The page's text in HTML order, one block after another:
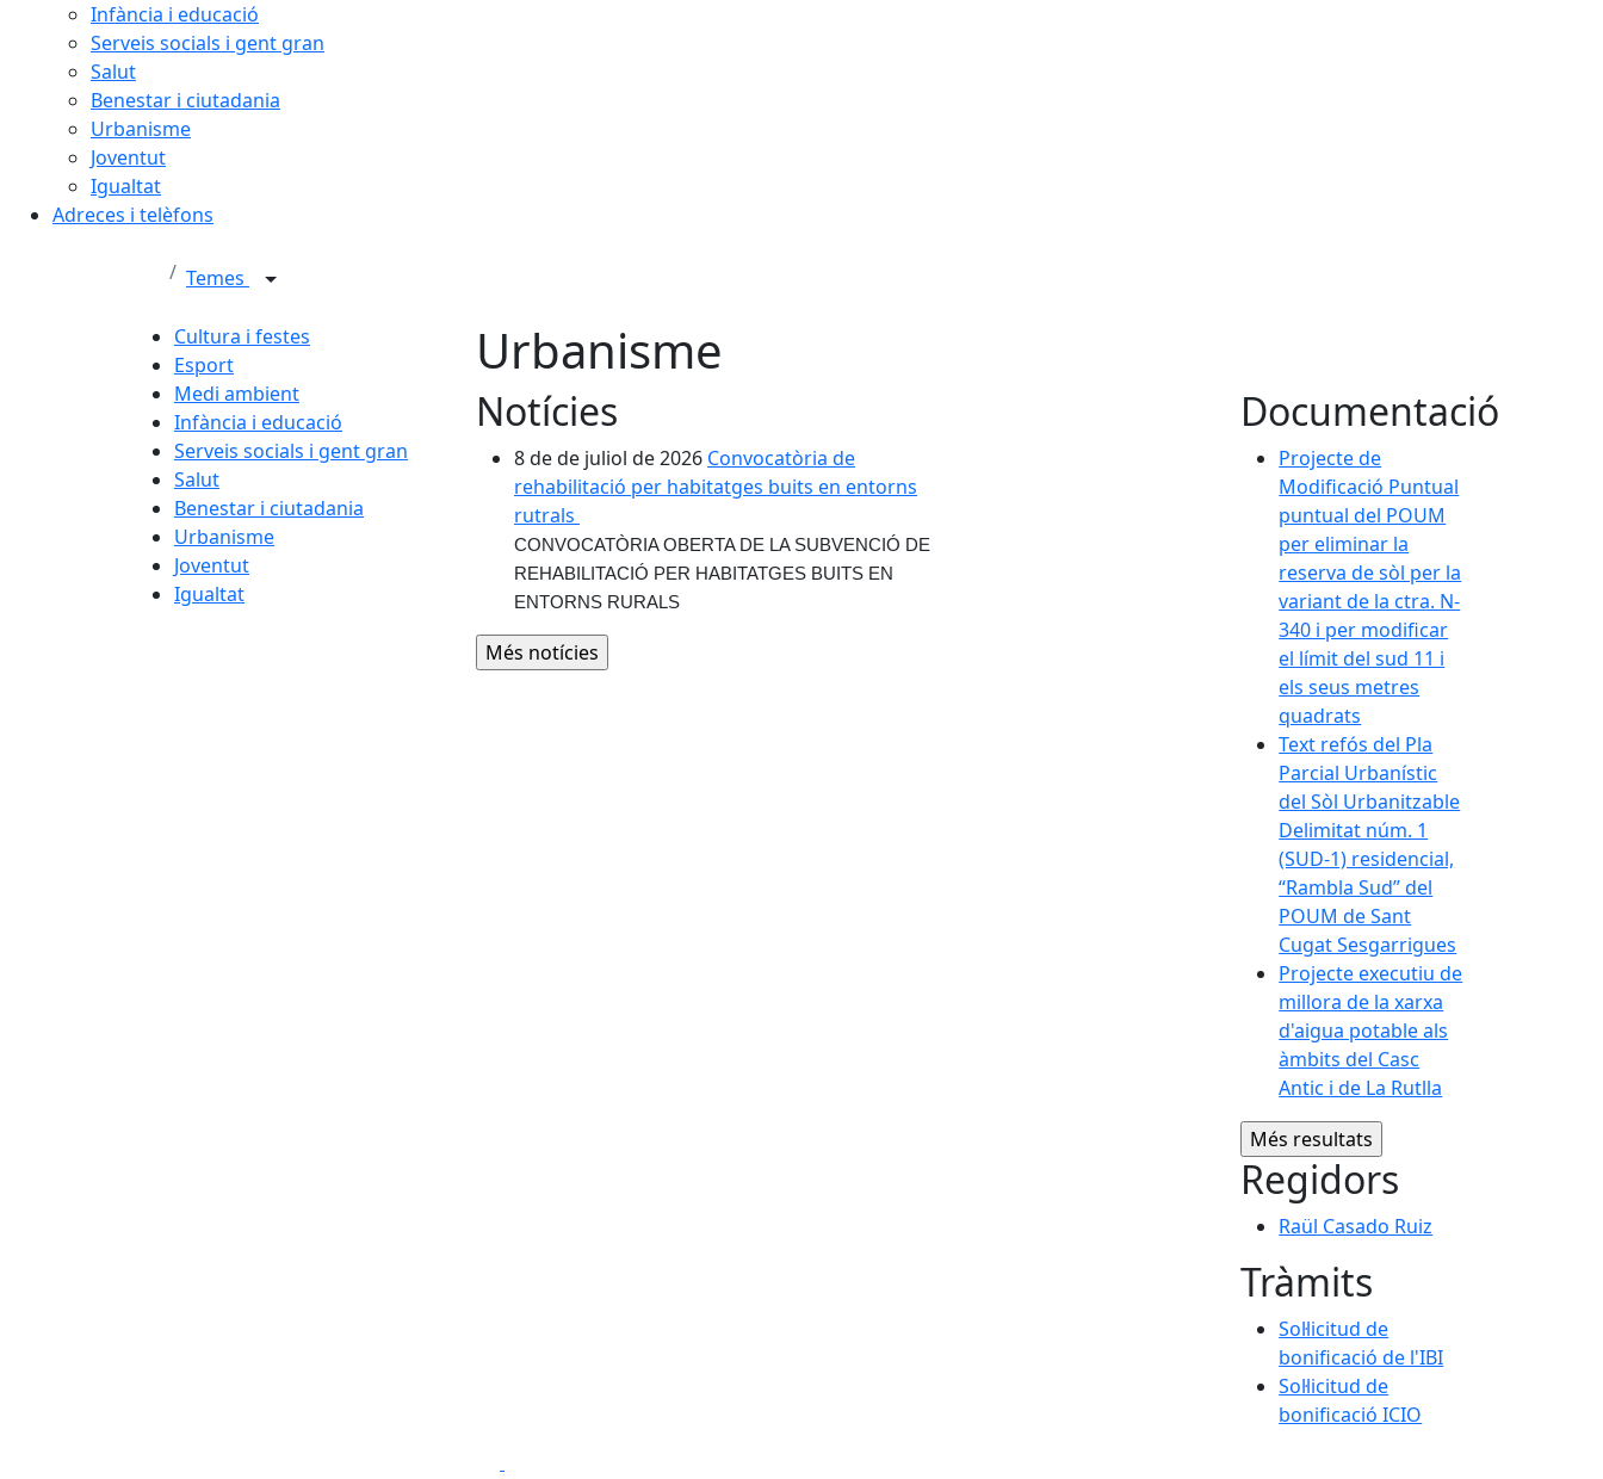
Infància i educació
Serveis socials i gent gran
Salut
Benestar i ciutadania
Urbanisme
Joventut
Igualtat
Adreces i telèfons
Temes
Cultura i festes
Esport
Medi ambient
Infància i educació
Serveis socials i gent gran
Salut
Benestar i ciutadania
Urbanisme
Joventut
Igualtat
Urbanisme
Notícies
8 de de juliol de 2026 Convocatòria de
rehabilitació per habitatges buits en entorns
rutrals
CONVOCATÒRIA OBERTA DE LA SUBVENCIÓ DE
REHABILITACIÓ PER HABITATGES BUITS EN
ENTORNS RURALS
Documentació
Projecte de
Modificació Puntual
puntual del POUM
per eliminar la
reserva de sòl per la
variant de la ctra. N-
340 i per modificar
el límit del sud 11 i
els seus metres
quadrats
Text refós del Pla
Parcial Urbanístic
del Sòl Urbanitzable
Delimitat núm. 1
(SUD-1) residencial,
“Rambla Sud” del
POUM de Sant
Cugat Sesgarrigues
Projecte executiu de
millora de la xarxa
d'aigua potable als
àmbits del Casc
Antic i de La Rutlla
Regidors
Raül Casado Ruiz
Tràmits
Sol·licitud de
bonificació de l'IBI
Sol·licitud de
bonificació ICIO